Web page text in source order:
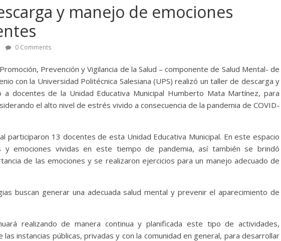
y manejo de emociones
0 Comments
Prevención y Vigilancia de la Salud – componente de Salud Mental- de
con la Universidad Politécnica Salesiana (UPS) realizó un taller de descarga y
docentes de la Unidad Educativa Municipal Humberto Mata Martínez, para
el alto nivel de estrés vivido a consecuencia de la pandemia de COVID-
participaron 13 docentes de esta Unidad Educativa Municipal. En este espacio
y emociones vividas en este tiempo de pandemia, así también se brindó
de las emociones y se realizaron ejercicios para un manejo adecuado de
buscan generar una adecuada salud mental y prevenir el aparecimiento de
realizando de manera continua y planificada este tipo de actividades,
instancias públicas, privadas y con la comunidad en general, para desarrollar